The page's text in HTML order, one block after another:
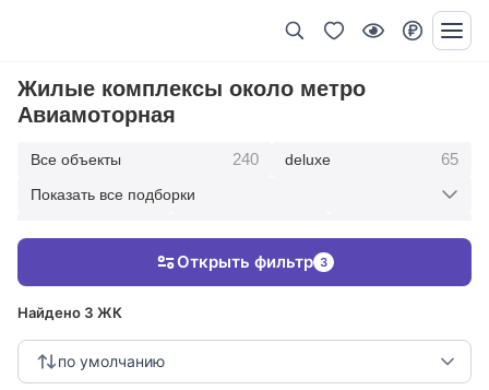
Жилые комплексы около метро
Авиамоторная
Все объекты 240 deluxe 65
123 клубные дома
Показать все подборки
Найдено 3 ЖК
по умолчанию
Открыть фильтр 3